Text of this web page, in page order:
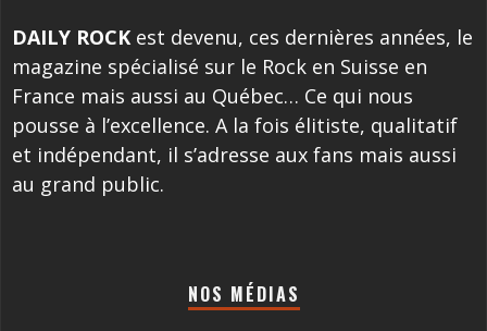
DAILY ROCK est devenu, ces dernières années, le
magazine spécialisé sur le Rock en Suisse en
France mais aussi au Québec… Ce qui nous
pousse à l’excellence. A la fois élitiste, qualitatif
et indépendant, il s’adresse aux fans mais aussi
au grand public.
NOS MÉDIAS